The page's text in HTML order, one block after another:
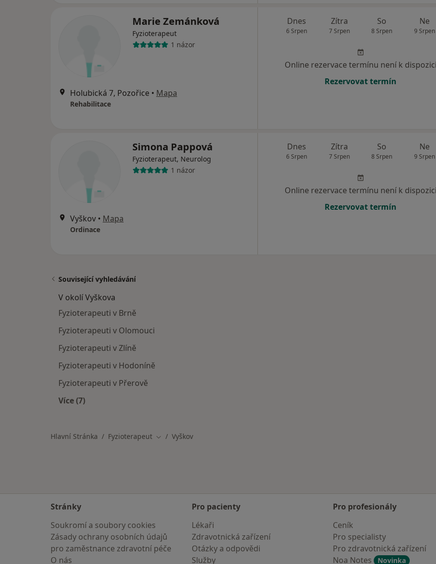
Marie Zemánková
Fyzioterapeut
1 názor
Holubická 7, Pozořice • Mapa
Rehabilitace
Dnes
6 Srpen
Zítra
7 Srpen
So
8 Srpen
Ne
9 Srpen
Online rezervace termínu není k dispozici
Rezervovat termín
Simona Pappová
Fyzioterapeut, Neurolog
1 názor
Vyškov • Mapa
Ordinace
Dnes
6 Srpen
Zítra
7 Srpen
So
8 Srpen
Ne
9 Srpen
Online rezervace termínu není k dispozici
Rezervovat termín
Související vyhledávání
V okolí Vyškova
Fyzioterapeuti v Brně
Fyzioterapeuti v Olomouci
Fyzioterapeuti v Zlíně
Fyzioterapeuti v Hodoníně
Fyzioterapeuti v Přerově
Více (7)
Hlavní Stránka Fyzioterapeut Změna města
Vyškov
Stránky
Soukromí a soubory cookies
Zásady ochrany osobních údajů
pro zaměstnance zdravotní péče
O nás
Pro pacienty
Lékaři
Zdravotnická zařízení
Otázky a odpovědi
Služby
Pro profesionály
Ceník
Pro specialisty
Pro zdravotnická zařízení
Noa Notes
Novinka